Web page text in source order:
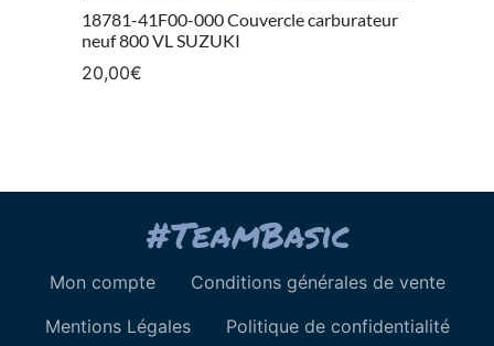
18781-41F00-000 Couvercle carburateur
neuf 800 VL SUZUKI
20,00€
Mon compte
Conditions générales de vente
Mentions Légales
Politique de confidentialité